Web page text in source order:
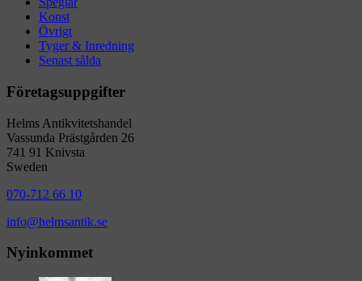
Konst
Övrigt
Tyger & Inredning
Senast sålda
Företagsuppgifter
Helms Antikvitetshandel
Vassunda Prästgården 26
741 91 Knivsta
Sweden
070-712 66 10
info@helmsantik.se
Nyinkommet